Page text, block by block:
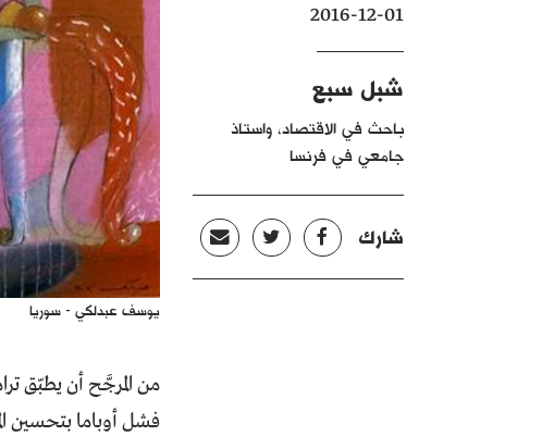
2016-12-01
شبل سبع
باحث في الاقتصاد، واستاذ
جامعي في فرنسا
شارك
يوسف عبدلكي - سوريا
من المرجَّح أن يطبّق
فشل أوباما بتحسين